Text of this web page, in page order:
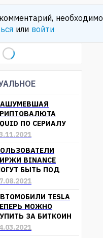
необходимо
или войти
ПО СЕРИАЛУ
В КАЛЬМАРА»
BINANCE
БЫТЬ ПОД
ПОТЕРИ
TESLA
МОЖНО
ЗА БИТКОИН